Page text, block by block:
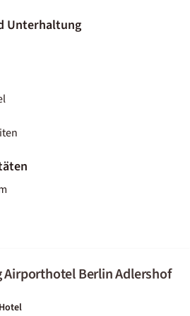
Unterhaltung
Berlin Adlershof